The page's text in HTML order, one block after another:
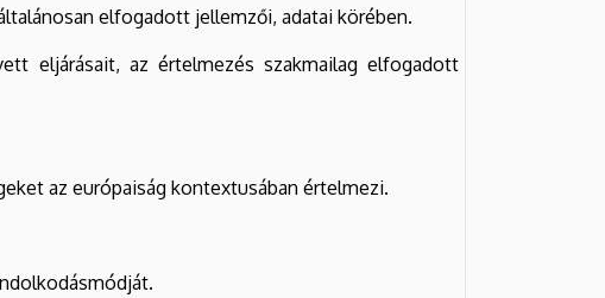
elfogadott jellemzői, adatai körében.
eljárásait, az értelmezés szakmailag elfogadott
az európaiság kontextusában értelmezi.